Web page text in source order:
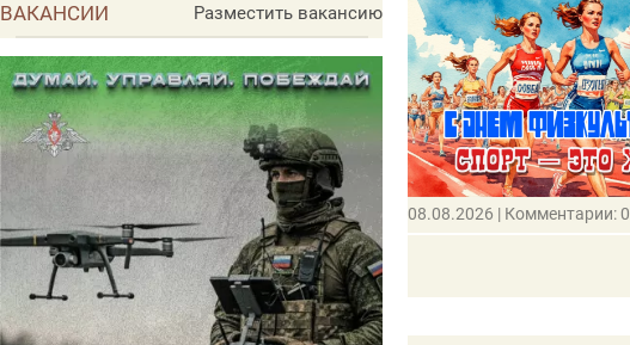
08.08.2026 | Комментарии: 0
ВАКАНСИИ Разместить вакансию